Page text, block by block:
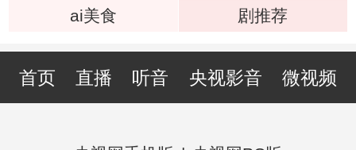
ai美食
剧推荐
首页 直播 听音 央视影音 微视频